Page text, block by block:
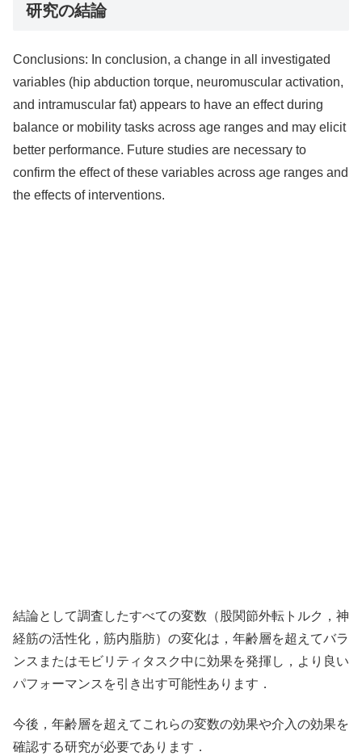
研究の結論
Conclusions: In conclusion, a change in all investigated
variables (hip abduction torque, neuromuscular activation,
and intramuscular fat) appears to have an effect during
balance or mobility tasks across age ranges and may elicit
better performance. Future studies are necessary to
confirm the effect of these variables across age ranges and
the effects of interventions.
結論として調査したすべての変数（股関節外転トルク，神
経筋の活性化，筋内脂肪）の変化は，年齢層を超えてバラ
ンスまたはモビリティタスク中に効果を発揮し，より良い
パフォーマンスを引き出す可能性あります．
今後，年齢層を超えてこれらの変数の効果や介入の効果を
確認する研究が必要であります．